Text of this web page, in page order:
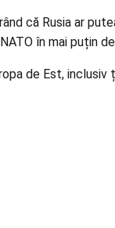
că Rusia ar
în mai puțin
de Est, inclusiv